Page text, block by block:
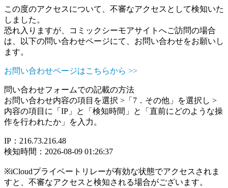
この度のアクセスについて、不審なアクセスとして検知いた
しました。
恐れ入りますが、コミックシーモアサイトへご訪問の場合
は、以下の問い合わせページにて、お問い合わせをお願いし
ます。
お問い合わせページはこちらから >>
問い合わせフォームでの記載の方法
お問い合わせ内容の項目を選択 >「7．その他」を選択し >
内容の項目に「IP」と「検知時間」と「直前にどのような操
作を行われたか」を入力。
IP：216.73.216.48
検知時間：2026-08-09 01:26:37
※iCloudプライベートリレーが有効な状態でアクセスされま
すと、不審なアクセスと検知される場合がございます。